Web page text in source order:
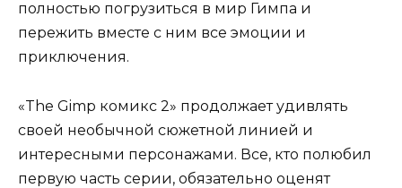
полностью погрузиться в мир Гимпа и
пережить вместе с ним все эмоции и
приключения.
«The Gimp комикс 2» продолжает удивлять
своей необычной сюжетной линией и
интересными персонажами. Все, кто полюбил
первую часть серии, обязательно оценят